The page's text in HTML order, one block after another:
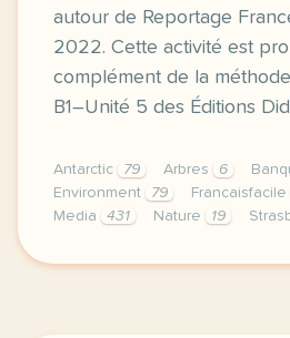
autour de Reportage
2022. Cette activité est
complément de la
B1–Unité 5 des Éditions
Antarctic 79 Arbres 6
Environment
79 Francaisfacile
Media
431 Nature 19
exercice b1 strasbourg le